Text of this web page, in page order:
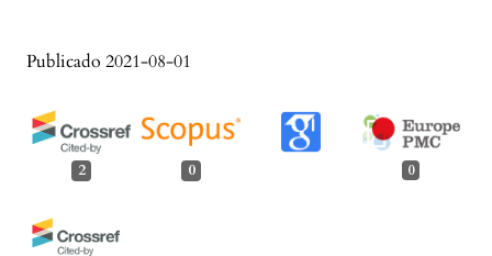
Publicado 2021-08-01
2 0 0